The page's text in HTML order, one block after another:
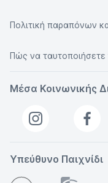
Πολιτική παραπόνων
Πώς να
Μέσα Κοινωνικής
Υπεύθυνο Παιχνίδι